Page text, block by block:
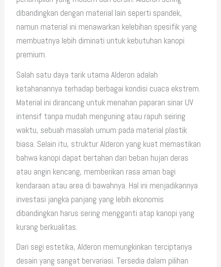
dibandingkan dengan material lain seperti spandek,
namun material ini menawarkan kelebihan spesifik yang
membuatnya lebih diminati untuk kebutuhan kanopi
premium.
Salah satu daya tarik utama Alderon adalah
ketahanannya terhadap berbagai kondisi cuaca ekstrem.
Material ini dirancang untuk menahan paparan sinar UV
intensif tanpa mudah menguning atau rapuh seiring
waktu, sebuah masalah umum pada material plastik
biasa. Selain itu, struktur Alderon yang kuat memastikan
bahwa kanopi dapat bertahan dari beban hujan deras
atau angin kencang, memberikan rasa aman bagi
kendaraan atau area di bawahnya. Hal ini menjadikannya
investasi jangka panjang yang lebih ekonomis
dibandingkan harus sering mengganti atap kanopi yang
kurang berkualitas.
Dari segi estetika, Alderon memungkinkan terciptanya
desain yang sangat bervariasi. Tersedia dalam pilihan